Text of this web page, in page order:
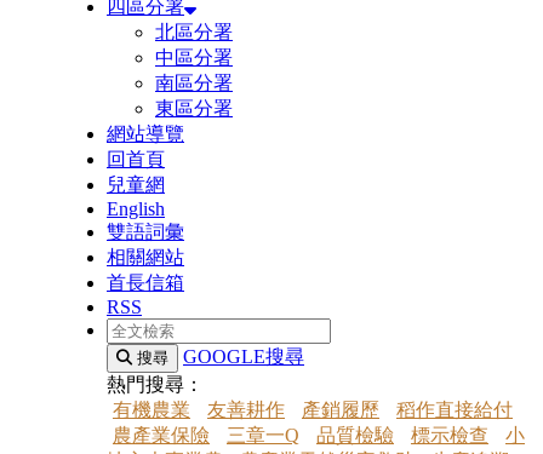
四區分署
北區分署
中區分署
南區分署
東區分署
網站導覽
回首頁
兒童網
English
雙語詞彙
相關網站
首長信箱
RSS
全文檢索
搜尋
GOOGLE搜尋
熱門搜尋：
有機農業
友善耕作 產銷履歷
稻作直接給付
農產業保險
三章一Q 品質檢驗 標示檢查
小